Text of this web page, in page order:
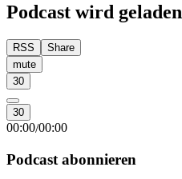
Podcast wird geladen
RSS
Share
mute
30
30
00:00/00:00
Podcast abonnieren